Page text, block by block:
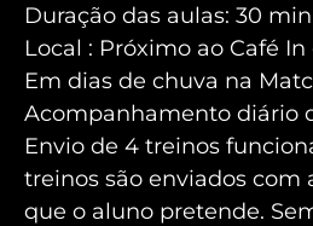
Duração das aulas: 30
Local : Próximo ao Café
Em dias de chuva na
Acompanhamento diário
Envio de 4 treinos
treinos são enviados com
que o aluno pretende.